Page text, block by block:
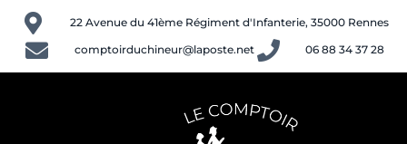
Aller
au
22 Avenue du 41ème Régiment d'Infanterie, 35000 Rennes
comptoirduchineur@laposte.net
06 88 34 37 28